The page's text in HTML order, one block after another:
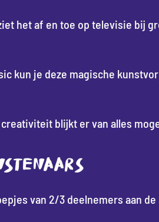
het af en toe op televisie bij
kun je deze magische
blijkt er van alles
van 2/3 deelnemers aan